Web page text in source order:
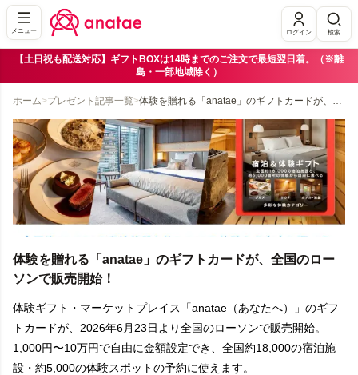
メニュー ログイン 検索
【土日祝も配送対応】ギフトBOXは14時までのご注文で最短翌日着。（※離
島・一部地域除く）
ホーム>プレゼント記事一覧> 体験を贈れる「anatae」のギフトカードが、全国のローソンで販売開始！
体験を贈れる「anatae」のギフトカードが、全国のロー
ソンで販売開始！
体験ギフト・マーケットプレイス「anatae（あなたへ）」のギフ
トカードが、2026年6月23日より全国のローソンで販売開始。
1,000円〜10万円で自由に金額設定でき、全国約18,000の宿泊施
設・約5,000の体験スポットの予約に使えます。